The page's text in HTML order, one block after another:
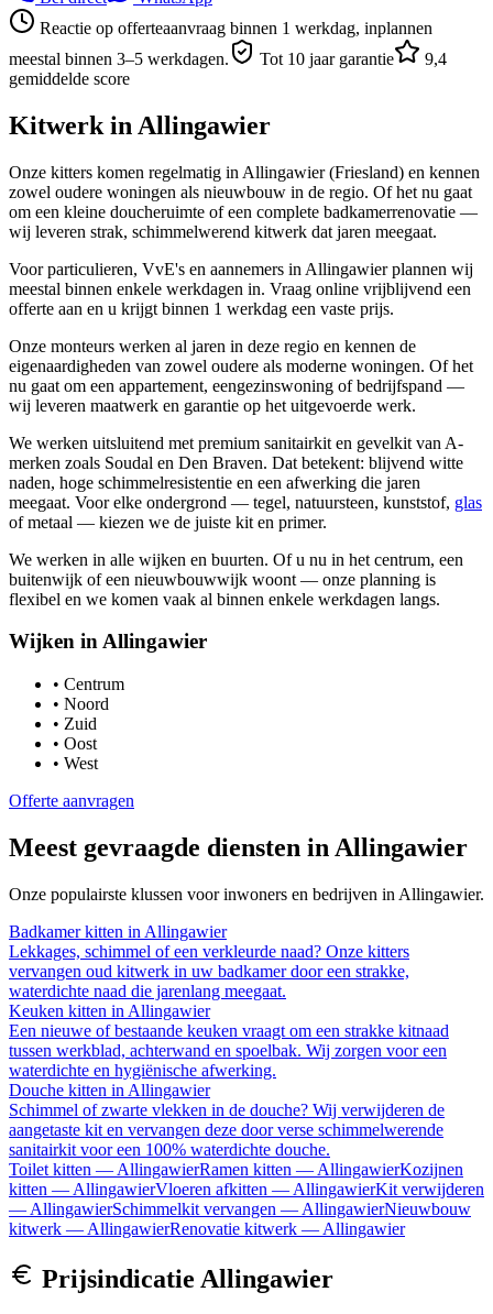
Reactie op offerteaanvraag binnen 1 werkdag, inplannen
meestal binnen 3–5 werkdagen.
Tot 10 jaar garantie
9,4
gemiddelde score
Kitwerk in Allingawier
Onze kitters komen regelmatig in Allingawier (Friesland) en kennen
zowel oudere woningen als nieuwbouw in de regio. Of het nu gaat
om een kleine doucheruimte of een complete badkamerrenovatie —
wij leveren strak, schimmelwerend kitwerk dat jaren meegaat.
Voor particulieren, VvE's en aannemers in Allingawier plannen wij
meestal binnen enkele werkdagen in. Vraag online vrijblijvend een
offerte aan en u krijgt binnen 1 werkdag een vaste prijs.
Onze monteurs werken al jaren in deze regio en kennen de
eigenaardigheden van zowel oudere als moderne woningen. Of het
nu gaat om een appartement, eengezinswoning of bedrijfspand —
wij leveren maatwerk en garantie op het uitgevoerde werk.
We werken uitsluitend met premium sanitairkit en gevelkit van A-
merken zoals Soudal en Den Braven. Dat betekent: blijvend witte
naden, hoge schimmelresistentie en een afwerking die jaren
meegaat. Voor elke ondergrond — tegel, natuursteen, kunststof, glas
of metaal — kiezen we de juiste kit en primer.
We werken in alle wijken en buurten. Of u nu in het centrum, een
buitenwijk of een nieuwbouwwijk woont — onze planning is
flexibel en we komen vaak al binnen enkele werkdagen langs.
Wijken inAllingawier
• Centrum
• Noord
• Zuid
• Oost
• West
Offerte aanvragen
Meest gevraagde diensten in Allingawier
Onze populairste klussen voor inwoners en bedrijven in Allingawier.
Badkamer kitten in Allingawier
Lekkages, schimmel of een verkleurde naad? Onze kitters
vervangen oud kitwerk in uw badkamer door een strakke,
waterdichte naad die jarenlang meegaat.
Keuken kitten in Allingawier
Een nieuwe of bestaande keuken vraagt om een strakke kitnaad
tussen werkblad, achterwand en spoelbak. Wij zorgen voor een
waterdichte en hygiënische afwerking.
Douche kitten in Allingawier
Schimmel of zwarte vlekken in de douche? Wij verwijderen de
aangetaste kit en vervangen deze door verse schimmelwerende
sanitairkit voor een 100% waterdichte douche.
Toilet kitten — AllingawierRamen kitten — AllingawierKozijnen
kitten — AllingawierVloeren afkitten — AllingawierKit verwijderen
— AllingawierSchimmelkit vervangen — AllingawierNieuwbouw
kitwerk — AllingawierRenovatie kitwerk — Allingawier
Prijsindicatie Allingawier